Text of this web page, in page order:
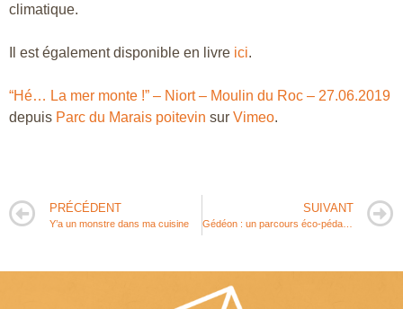
climatique.
Il est également disponible en livre ici.
“Hé… La mer monte !” – Niort – Moulin du Roc – 27.06.2019
depuis Parc du Marais poitevin sur Vimeo.
PRÉCÉDENT
Y’a un monstre dans ma cuisine
SUIVANT
Gédéon : un parcours éco-pédagogique et artistique pour comprendre les milieux humides, la Zone Humide Éducative (ZHE)